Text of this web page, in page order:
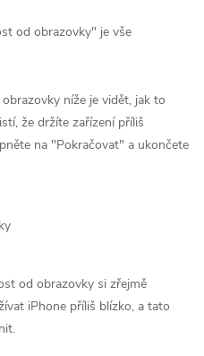
od obrazovky" je vše
níže je vidět, jak to
že držíte zařízení příliš
na "Pokračovat" a ukončete
od obrazovky si zřejmě
iPhone příliš blízko, a tato